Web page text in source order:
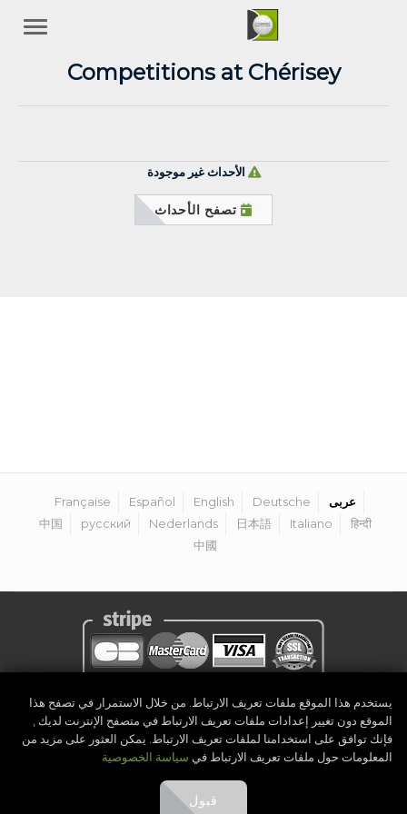
Competitions at Chérisey
الأحداث غير موجودة
تصفح الأحداث
عربى Deutsche
English
Español
Française
हिन्दी
Italiano
日本語
Nederlands
русский
中国
中國
يستخدم هذا الموقع ملفات تعريف الارتباط. من خلال الاستمرار في تصفح هذا
الموقع دون تغيير إعدادات ملفات تعريف الارتباط في متصفح الإنترنت لديك ,
فإنك توافق على استخدامنا لملفات تعريف الارتباط. يمكن العثور على مزيد من
المعلومات حول ملفات تعريف الارتباط في سياسة الخصوصية
قبول
سياسة الخصوصية | إشعار قانوني | الشروط والأحكام | كن منظم | الاتصال
2026
Golf Competitions @DigitalEventSystem